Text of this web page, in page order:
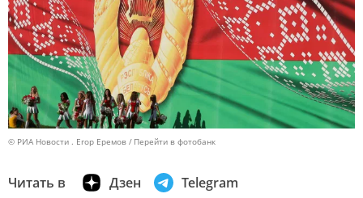
© РИА Новости . Егор Еремов Перейти в фотобанк
Читать в Дзен Telegram